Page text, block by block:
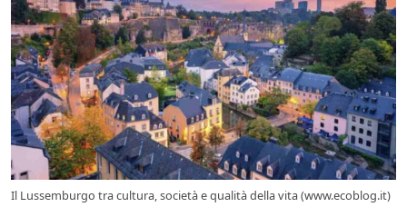
Il Lussemburgo tra cultura, società e qualità della vita (www.ecoblog.it)